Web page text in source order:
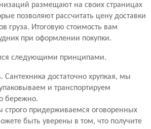
размещают на своих страницах
позволяют рассчитать цену доставки
груза. Итоговую стоимость вам
при оформлении покупки.
следующими принципами.
Сантехника достаточно хрупкая, мы
и транспортируем
бережно.
строго придерживаемся оговоренных
быть уверены в том, что получите